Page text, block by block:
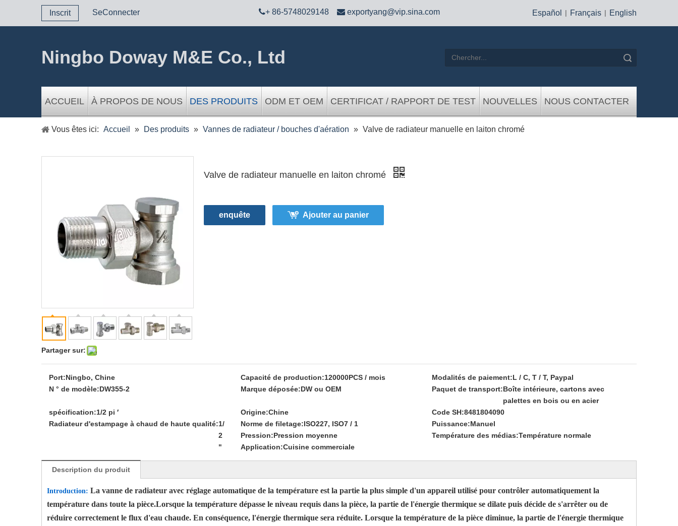
Inscrit SeConnecter + 86-5748029148  exportyang@vip.sina.com Español | Français | English
Ningbo Doway M&E Co., Ltd
ACCUEIL À PROPOS DE NOUS DES PRODUITS ODM ET OEM CERTIFICAT / RAPPORT DE TEST NOUVELLES NOUS CONTACTER
Vous êtes ici: Accueil » Des produits » Vannes de radiateur / bouches d'aération » Valve de radiateur manuelle en laiton chromé
Partager sur:
Valve de radiateur manuelle en laiton chromé
enquête Ajouter au panier
Port:Ningbo, Chine Capacité de production:120000PCS / mois Modalités de paiement:L / C, T / T, Paypal
N ° de modèle:DW355-2 Marque déposée:DW ou OEM Paquet de transport:Boîte intérieure, cartons avec
palettes en bois ou en acier
spécification:1/2 pi ′ Origine:Chine Code SH:8481804090
Radiateur d'estampage à chaud de haute qualité:1/
2
"
Norme de filetage:ISO227, ISO7 / 1 Puissance:Manuel
Pression:Pression moyenne Température des médias:Température normale
Application:Cuisine commerciale
Description du produit
Introduction: La vanne de radiateur avec réglage automatique de la température est la partie la plus simple d'un appareil utilisé pour contrôler automatiquement la
température dans toute la pièce.Lorsque la température dépasse le niveau requis dans la pièce, la partie de l'énergie thermique se dilate puis décide de s'arrêter ou de
réduire correctement le flux d'eau chaude. En conséquence, l'énergie thermique sera réduite. Lorsque la température de la pièce diminue, la partie de l'énergie thermique